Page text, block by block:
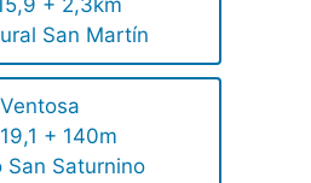
+ 2,3km
San Martín
Ventosa
+ 140m
San Saturnino